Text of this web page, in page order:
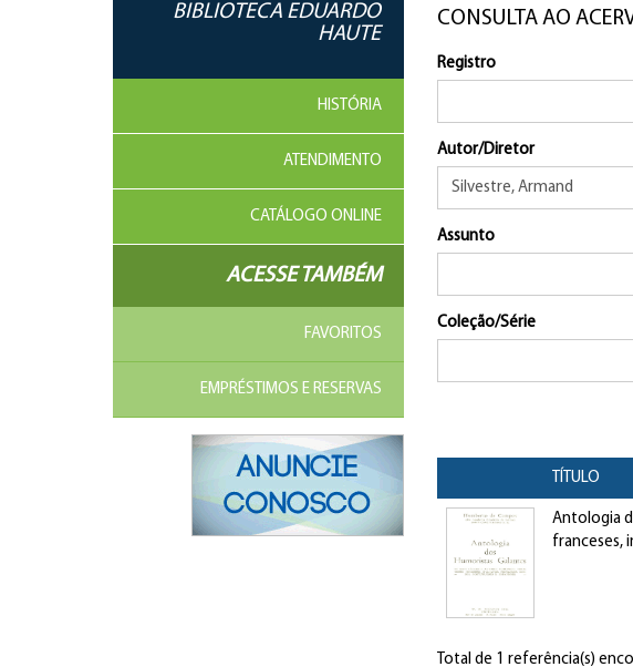
BIBLIOTECA EDUARDO
HAUTE
HISTÓRIA
ATENDIMENTO
CATÁLOGO ONLINE
ACESSE TAMBÉM
FAVORITOS
EMPRÉSTIMOS E RESERVAS
CONSULTA AO
Registro
Autor/Diretor
Assunto
Coleção/Série
TÍTULO
Antologia
franceses,
Total de 1 referência(s)